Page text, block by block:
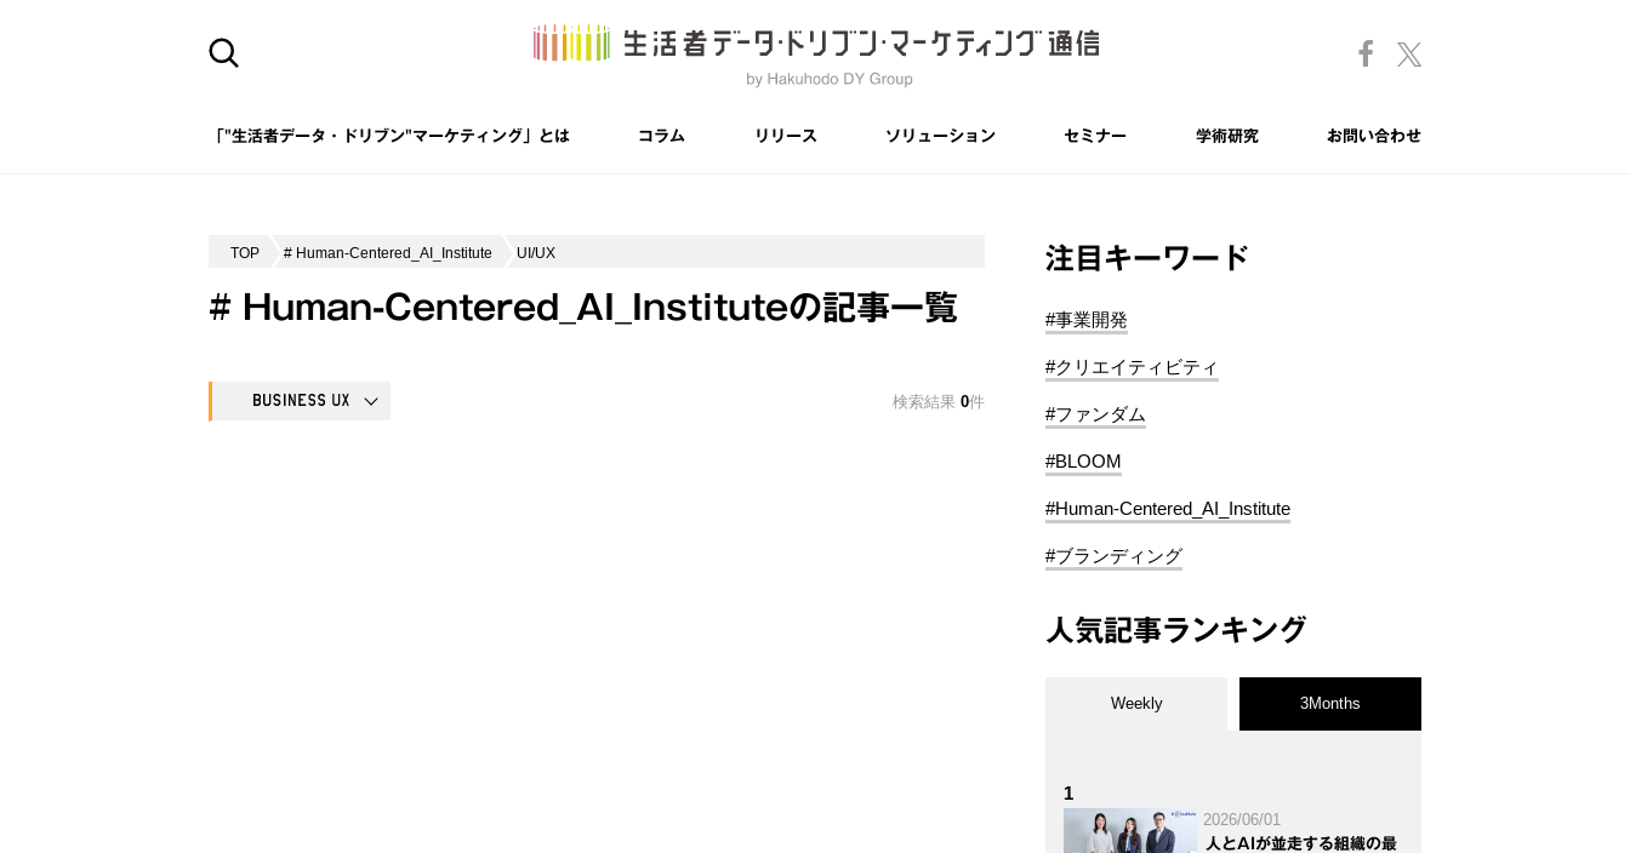
「"生活者データ・ドリブン"マーケティング」とは コラム リリース ソリューション セミナー 学術研究 お問い合わせ
TOP # Human-Centered_AI_Institute UI/UX
# Human-Centered_AI_Instituteの記事一覧
検索結果 0件
注目キーワード
#事業開発
#クリエイティビティ
#ファンダム
#BLOOM
#Human-Centered_AI_Institute
#ブランディング
人気記事ランキング
Weekly 3Months
1
2026/06/01
人とAIが並走する組織の最